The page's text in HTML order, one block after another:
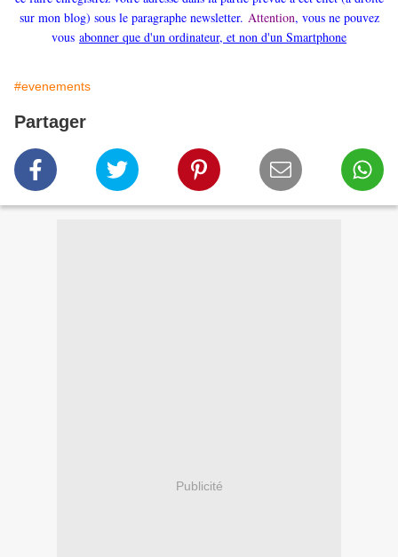
sur mon blog) sous le paragraphe newsletter. Attention, vous ne pouvez
vous abonner que d'un ordinateur, et non d'un Smartphone
#evenements
Partager
Publicité